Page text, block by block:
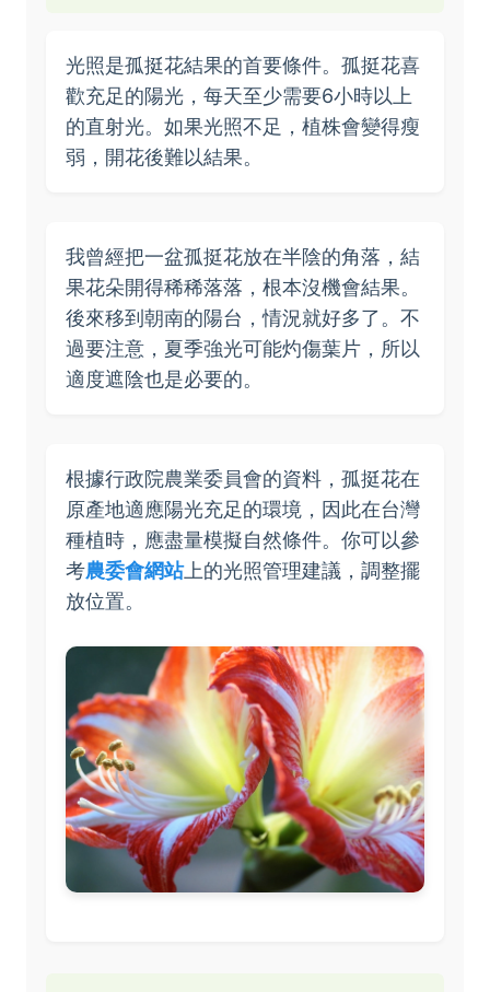
光照是孤挺花結果的首要條件。孤挺花喜
歡充足的陽光，每天至少需要6小時以上
的直射光。如果光照不足，植株會變得瘦
弱，開花後難以結果。
我曾經把一盆孤挺花放在半陰的角落，結
果花朵開得稀稀落落，根本沒機會結果。
後來移到朝南的陽台，情況就好多了。不
過要注意，夏季強光可能灼傷葉片，所以
適度遮陰也是必要的。
根據行政院農業委員會的資料，孤挺花在
原產地適應陽光充足的環境，因此在台灣
種植時，應盡量模擬自然條件。你可以參
考農委會網站上的光照管理建議，調整擺
放位置。